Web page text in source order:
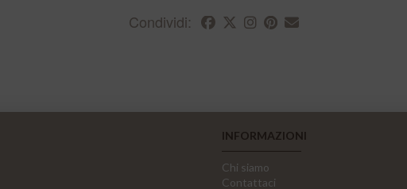
Condividi:
INFORMAZIONI
Chi siamo
Contattaci